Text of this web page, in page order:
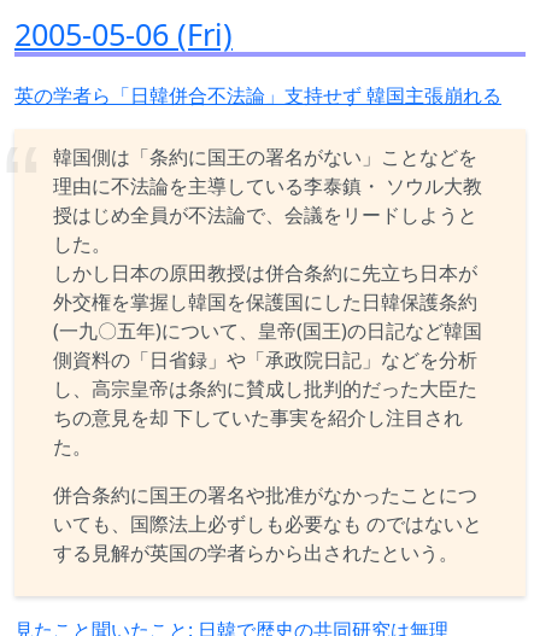
2005-05-06 (Fri)
英の学者ら「日韓併合不法論」支持せず 韓国主張崩れる
韓国側は「条約に国王の署名がない」ことなどを
理由に不法論を主導している李泰鎮・ ソウル大教
授はじめ全員が不法論で、会議をリードしようと
した。
しかし日本の原田教授は併合条約に先立ち日本が
外交権を掌握し韓国を保護国にした日韓保護条約
(一九〇五年)について、皇帝(国王)の日記など韓国
側資料の「日省録」や「承政院日記」などを分析
し、高宗皇帝は条約に賛成し批判的だった大臣た
ちの意見を却 下していた事実を紹介し注目され
た。
併合条約に国王の署名や批准がなかったことにつ
いても、国際法上必ずしも必要なも のではないと
する見解が英国の学者らから出されたという。
見たこと聞いたこと: 日韓で歴史の共同研究は無理